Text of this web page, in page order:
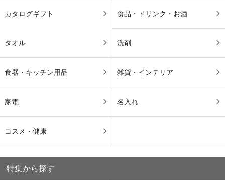
カタログギフト 食品・ドリンク・お酒
タオル 洗剤
食器・キッチン用品 雑貨・インテリア
家電 名入れ
コスメ・健康
特集から探す